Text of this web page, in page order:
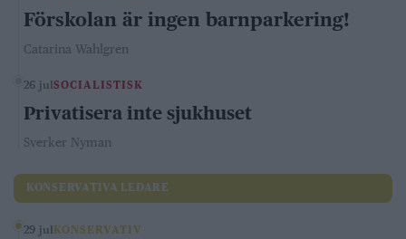
Förskolan är ingen barnparkering!
Catarina Wahlgren
26 julSOCIALISTISK
Privatisera inte sjukhuset
Sverker Nyman
KONSERVATIVA LEDARE
29 jul KONSERVATIV